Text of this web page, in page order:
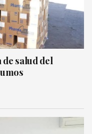
de salud del